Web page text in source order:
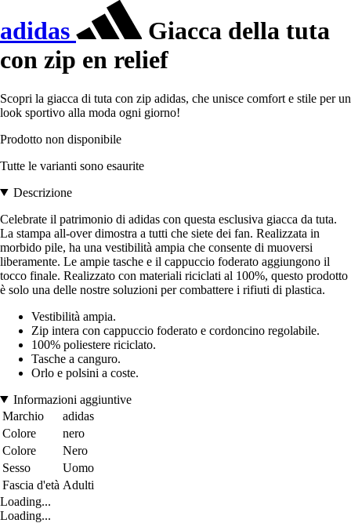
adidas
Giacca della tuta
con zip en relief
Scopri la giacca di tuta con zip adidas, che unisce comfort e stile per un
look sportivo alla moda ogni giorno!
Prodotto non disponibile
Tutte le varianti sono esaurite
Descrizione
Celebrate il patrimonio di adidas con questa esclusiva giacca da tuta.
La stampa all-over dimostra a tutti che siete dei fan. Realizzata in
morbido pile, ha una vestibilità ampia che consente di muoversi
liberamente. Le ampie tasche e il cappuccio foderato aggiungono il
tocco finale. Realizzato con materiali riciclati al 100%, questo prodotto
è solo una delle nostre soluzioni per combattere i rifiuti di plastica.
Vestibilità ampia.
Zip intera con cappuccio foderato e cordoncino regolabile.
100% poliestere riciclato.
Tasche a canguro.
Orlo e polsini a coste.
Informazioni aggiuntive
Marchio
adidas
Colore
nero
Colore
Nero
Sesso
Uomo
Fascia d'età Adulti
Loading...
Loading...